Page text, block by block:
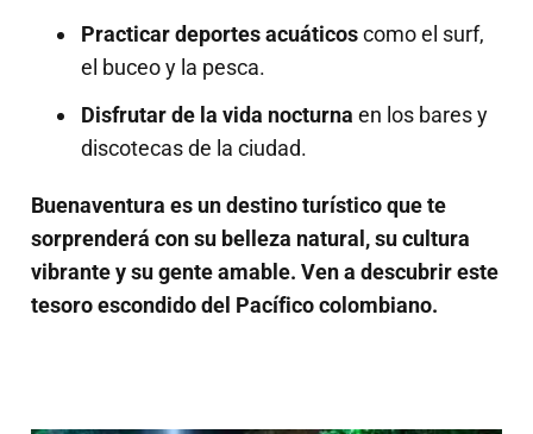
Practicar deportes acuáticoscomo el surf,
el buceo y la pesca.
Disfrutar de la vida nocturna en los bares y
discotecas de la ciudad.
Buenaventura es un destino turístico que te
sorprenderá con su belleza natural, su cultura
vibrante y su gente amable. Ven a descubrir este
tesoro escondido del Pacífico colombiano.